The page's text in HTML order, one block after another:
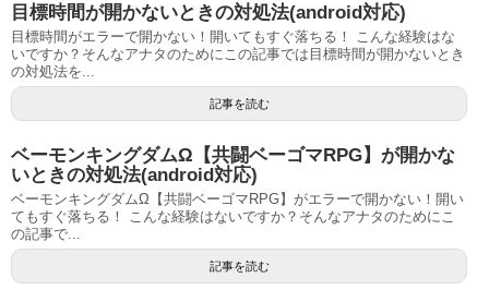
目標時間が開かないときの対処法(android対応)
目標時間がエラーで開かない！開いてもすぐ落ちる！ こんな経験はな
いですか？そんなアナタのためにこの記事では目標時間が開かないとき
の対処法を...
記事を読む
ベーモンキングダムΩ【共闘ベーゴマRPG】が開かな
いときの対処法(android対応)
ベーモンキングダムΩ【共闘ベーゴマRPG】がエラーで開かない！開い
てもすぐ落ちる！ こんな経験はないですか？そんなアナタのためにこ
の記事で...
記事を読む